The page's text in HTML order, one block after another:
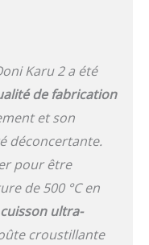
sans
minutes – Ce
bois
permet une
et
sur une pierre
en cordiérite
parfaite pour
croustillantes
OONI DE 5
Karu 2 a été
de fabrication
et son
déconcertante.
pour être
de 500 °C en
cuisson ultra-
croustillante